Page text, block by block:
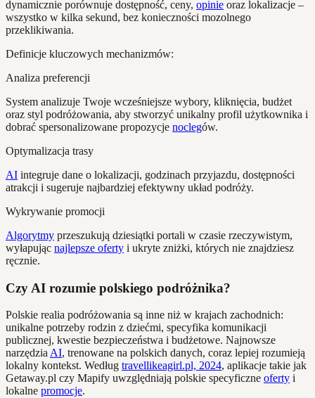
dynamicznie porównuje dostępność, ceny, opinie oraz lokalizacje –
wszystko w kilka sekund, bez konieczności mozolnego
przeklikiwania.
Definicje kluczowych mechanizmów:
Analiza preferencji
System analizuje Twoje wcześniejsze wybory, kliknięcia, budżet
oraz styl podróżowania, aby stworzyć unikalny profil użytkownika i
dobrać spersonalizowane propozycje noclegów.
Optymalizacja trasy
AI integruje dane o lokalizacji, godzinach przyjazdu, dostępności
atrakcji i sugeruje najbardziej efektywny układ podróży.
Wykrywanie promocji
Algorytmy przeszukują dziesiątki portali w czasie rzeczywistym,
wyłapując najlepsze oferty i ukryte zniżki, których nie znajdziesz
ręcznie.
Czy AI rozumie polskiego podróżnika?
Polskie realia podróżowania są inne niż w krajach zachodnich:
unikalne potrzeby rodzin z dziećmi, specyfika komunikacji
publicznej, kwestie bezpieczeństwa i budżetowe. Najnowsze
narzędzia AI, trenowane na polskich danych, coraz lepiej rozumieją
lokalny kontekst. Według travellikeagirl.pl, 2024, aplikacje takie jak
Getaway.pl czy Mapify uwzględniają polskie specyficzne oferty i
lokalne promocje.